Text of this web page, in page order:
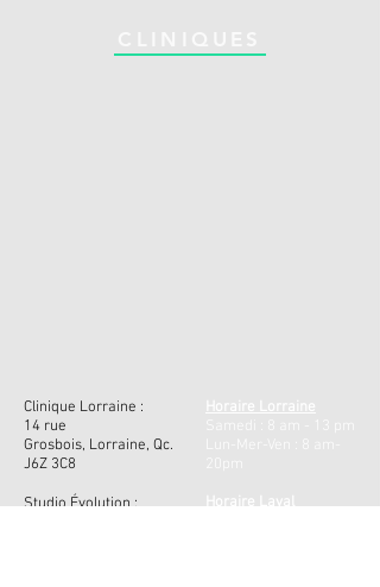
Clinique Lorraine :
14 rue
Grosbois, Lorraine, Qc.
J6Z 3C8
Studio Évolution :
Horaire Lorraine
Horaire Laval